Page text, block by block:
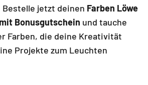
Bestelle jetzt deinen Farben Löwe
Bonusgutschein und tauche
Farben, die deine Kreativität
Projekte zum Leuchten